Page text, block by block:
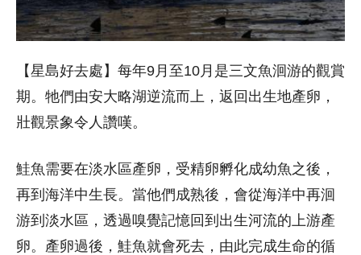
【星島好去處】每年9月至10月是三文魚洄游的觀賞
期。牠們由安大略湖逆流而上，返回出生地產卵，
壯觀景象令人讚嘆。
鮭魚需要在淡水區產卵，受精卵孵化成幼魚之後，
再到海洋中生長。當他們成熟後，會從海洋中再洄
游到淡水區，透過嗅覺記憶回到出生河流的上游產
卵。產卵過後，鮭魚就會死去，由此完成生命的循